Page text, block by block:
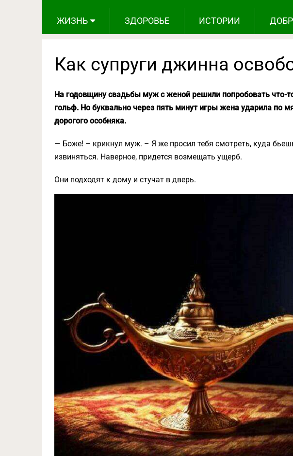
ЖИЗНЬ ЗДОРОВЬЕ ИСТОРИИ
Как супруги джинна
На годовщину свадьбы муж с женой решили попробовать что-
гольф. Но буквально через пять минут игры жена ударила по
дорогого особняка.
— Боже! – крикнул муж. – Я же просил тебя смотреть, куда
извиняться. Наверное, придется возмещать ущерб.
Они подходят к дому и стучат в дверь.